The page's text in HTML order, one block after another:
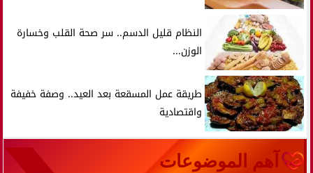
النظام قليل الدسم.. سر صحة القلب وخسارة
الوزن...
طريقة عمل المسقعة بعد العيد.. وصفة خفيفة
واقتصادية
آهم الموضوعات